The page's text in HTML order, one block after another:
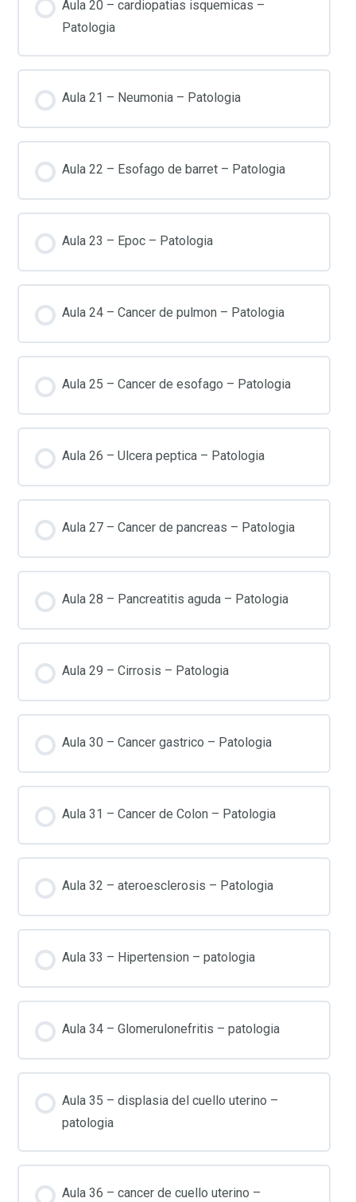
Aula 20 – cardiopatias isquemicas –
Patologia
Aula 21 – Neumonia – Patologia
Aula 22 – Esofago de barret – Patologia
Aula 23 – Epoc – Patologia
Aula 24 – Cancer de pulmon – Patologia
Aula 25 – Cancer de esofago – Patologia
Aula 26 – Ulcera peptica – Patologia
Aula 27 – Cancer de pancreas – Patologia
Aula 28 – Pancreatitis aguda – Patologia
Aula 29 – Cirrosis – Patologia
Aula 30 – Cancer gastrico – Patologia
Aula 31 – Cancer de Colon – Patologia
Aula 32 – ateroesclerosis – Patologia
Aula 33 – Hipertension – patologia
Aula 34 – Glomerulonefritis – patologia
Aula 35 – displasia del cuello uterino –
patologia
Aula 36 – cancer de cuello uterino –